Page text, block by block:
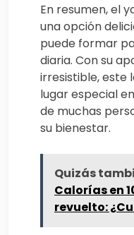
En resumen, el
una opción
puede formar
diaria. Con su
irresistible, este
lugar especial
de muchas
su bienestar.
Quizás
Calorías en
revuelto: